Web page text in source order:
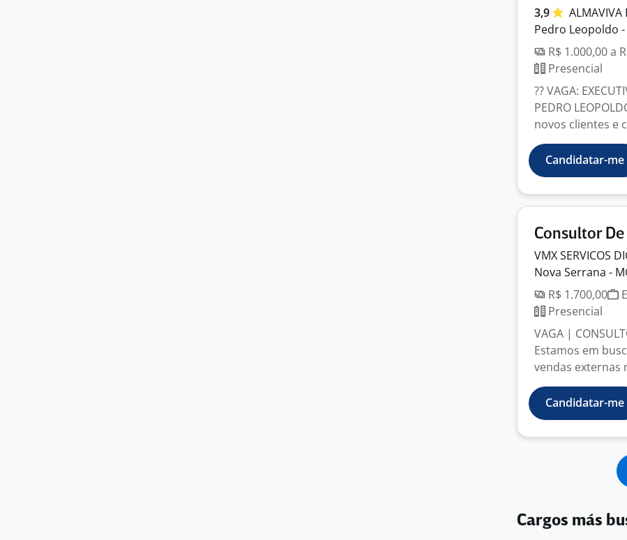
3,9 ALMAVIVA
Pedro Leopoldo -
R$ 1.000,00 a
Presencial
?? VAGA:
PEDRO
novos clientes e
Candidatar-me
Consultor
VMX SERVICOS
Nova Serrana -
R$ 1.700,00
Presencial
VAGA |
Estamos em
vendas externas
Candidatar-me
Cargos más